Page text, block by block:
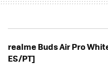
realme Buds Air Pro
ES/PT]